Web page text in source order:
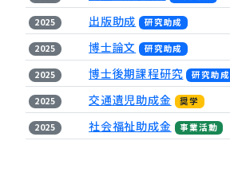
2025 出版助成 研究助成
2025 博士論文 研究助成
2025 博士後期課程研究 研究助成
2025 交通遺児助成金 奨学
2025 社会福祉助成金 事業活動